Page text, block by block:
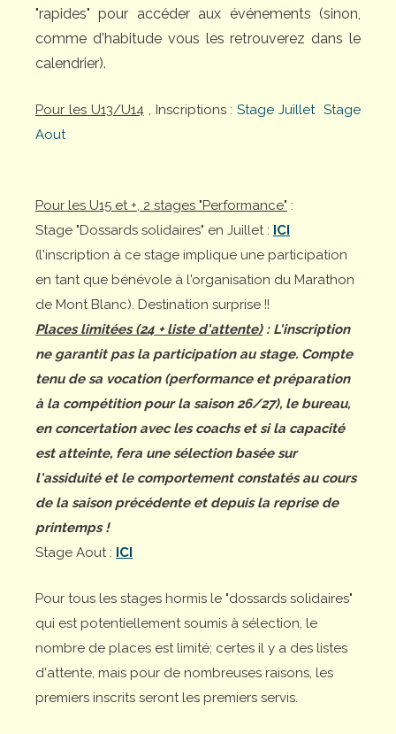
"rapides" pour accéder aux événements (sinon,
comme d'habitude vous les retrouverez dans le
calendrier).
Pour les U13/U14, Inscriptions :Stage Juillet Stage
Aout
Pour les U15 et +, 2 stages "Performance" :
Stage "Dossards solidaires" en Juillet : ICI
(l'inscription à ce stage implique une participation
en tant que bénévole à l'organisation du Marathon
de Mont Blanc). Destination surprise !!
Places limitées (24 + liste d'attente): L'inscription
ne garantit pas la participation au stage. Compte
tenu de sa vocation (performance et préparation
à la compétition pour la saison 26/27), le bureau,
en concertation avec les coachs et si la capacité
est atteinte, fera une sélection basée sur
l'assiduité et le comportement constatés au cours
de la saison précédente et depuis la reprise de
printemps !
Stage Aout : ICI
Pour tous les stages hormis le "dossards solidaires"
qui est potentiellement soumis à sélection, le
nombre de places est limité; certes il y a des listes
d'attente, mais pour de nombreuses raisons, les
premiers inscrits seront les premiers servis.